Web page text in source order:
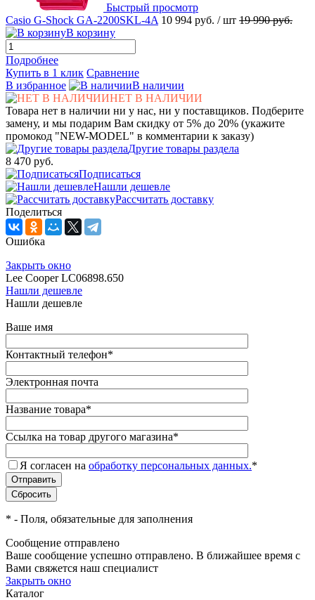
Быстрый просмотр
Casio G-Shock GA-2200SKL-4A 10 994 руб. / шт 19 990 руб.
В корзину
Подробнее
Купить в 1 клик Сравнение
В избранное
В наличии
НЕТ В НАЛИЧИИ
Товара нет в наличии ни у нас, ни у поставщиков. Подберите
замену, и мы подарим Вам скидку от 5% до 20% (укажите
промокод "NEW-MODEL" в комментарии к заказу)
Другие товары раздела
8 470 руб.
Подписаться
Нашли дешевле
Рассчитать доставку
Поделиться
Ошибка
Закрыть окно
Lee Cooper LC06898.650
Нашли дешевле
Нашли дешевле
Ваше имя
Контактный телефон*
Электронная почта
Название товара*
Ссылка на товар другого магазина*
Я согласен на обработку персональных данных.*
* - Поля, обязательные для заполнения
Сообщение отправлено
Ваше сообщение успешно отправлено. В ближайшее время с
Вами свяжется наш специалист
Закрыть окно
Каталог